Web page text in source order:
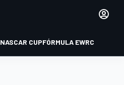
NASCAR CUPFÓRMULA EWRC